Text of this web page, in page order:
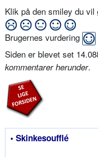
Klik på den smiley du vil
Brugernes vurdering
Siden er blevet set
kommentarer herunder.
• Skinkesoufflé